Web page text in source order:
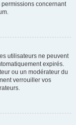
concernant
utilisateurs ne peuvent
expirés.
ou un modérateur du
verrouiller vos